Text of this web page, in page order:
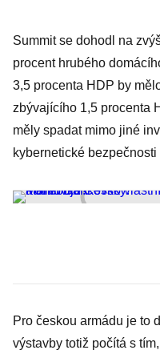
Summit se dohodl na
procent hrubého
3,5 procenta HDP by
zbývajícího 1,5 procenta
měly spadat mimo jiné
kybernetické
Pro českou armádu je to
výstavby totiž počítá s